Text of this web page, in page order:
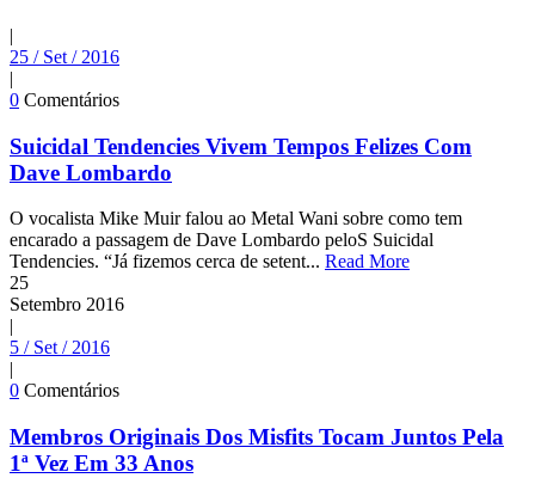
|
25 / Set / 2016
|
0 Comentários
Suicidal Tendencies Vivem Tempos Felizes Com
Dave Lombardo
O vocalista Mike Muir falou ao Metal Wani sobre como tem
encarado a passagem de Dave Lombardo peloS Suicidal
Tendencies. “Já fizemos cerca de setent... Read More
25
Setembro 2016
|
5 / Set / 2016
|
0 Comentários
Membros Originais Dos Misfits Tocam Juntos Pela
1ª Vez Em 33 Anos